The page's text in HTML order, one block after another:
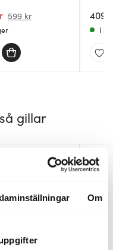
Om
599 kr 409
I
gillar
25%